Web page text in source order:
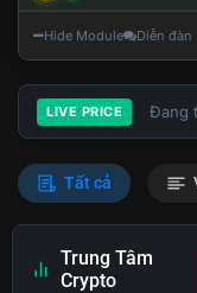
Hide Module Diễn đàn
LIVE PRICE Đang
Tất cả
Trung Tâm
Crypto